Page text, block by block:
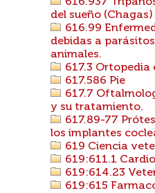
del sueño (Chagas)
616.99
debidas a
animales.
617.3 Ortopedia
617.586 Pie
617.7
y su tratamiento.
617.89-77
los implantes
619 Ciencia
619:611.1
619:614.23
619:615